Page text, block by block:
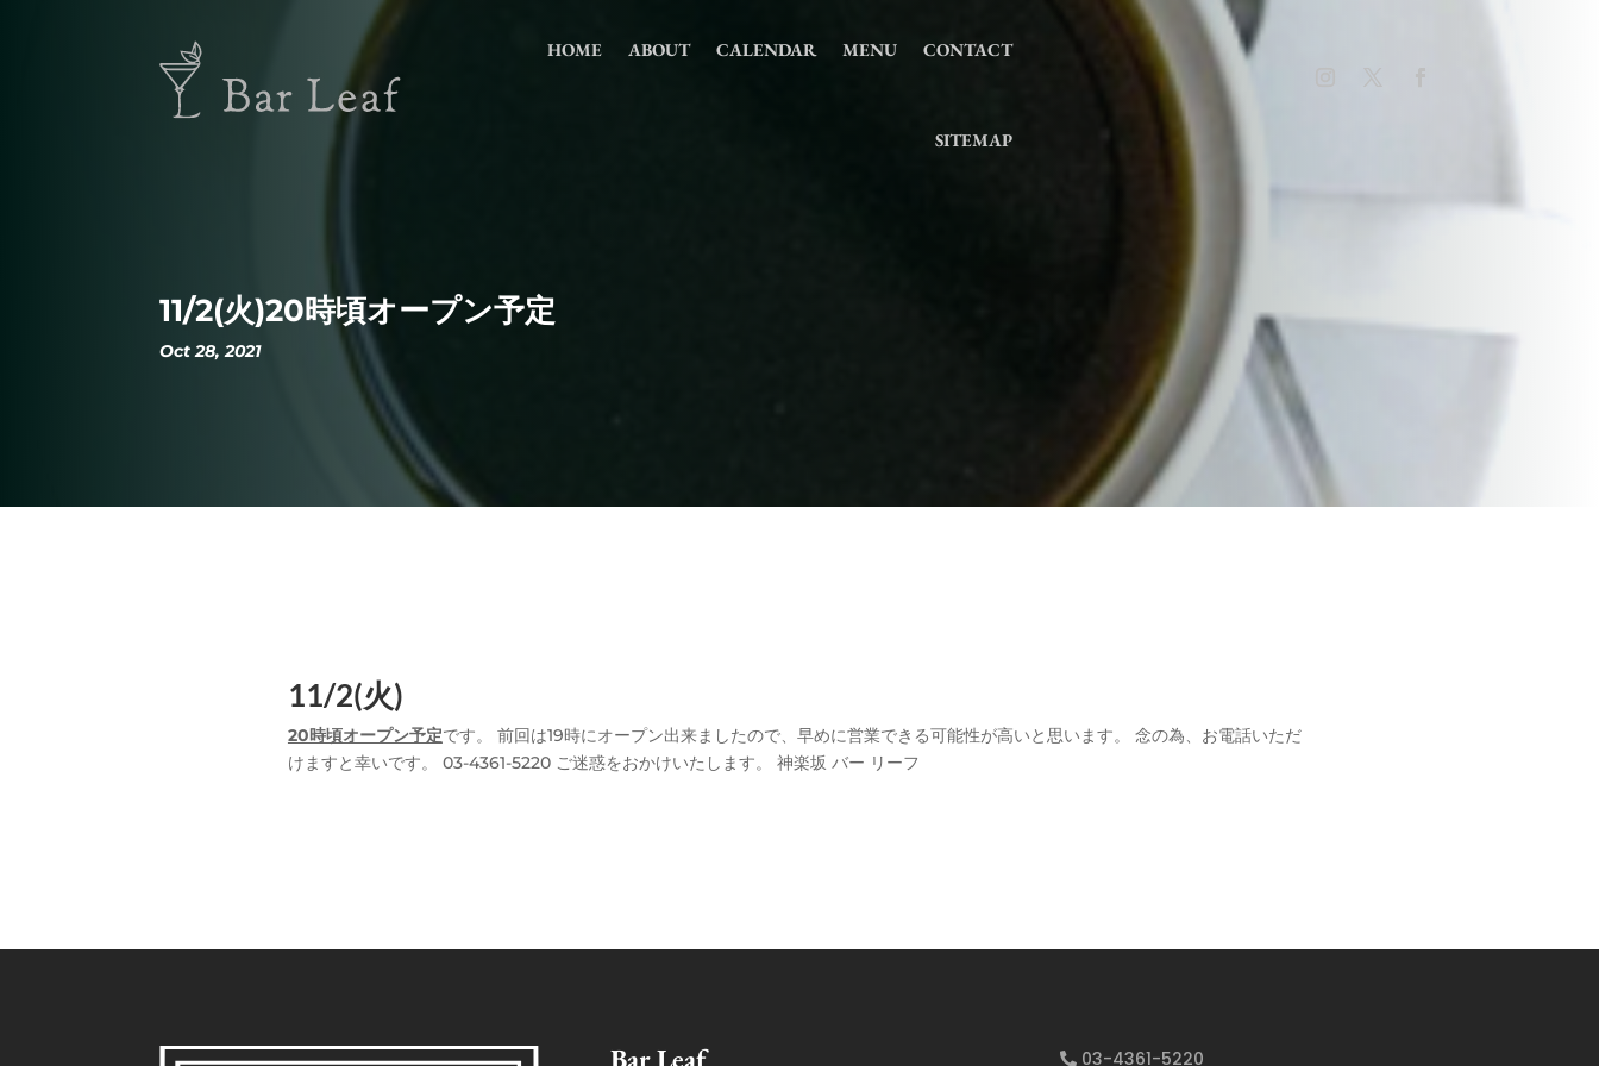
HOME ABOUT CALENDAR MENU CONTACT
SITEMAP
11/2(火)20時頃オープン予定
Oct 28, 2021
11/2(火)
20時頃オープン予定です。 前回は19時にオープン出来ましたので、早めに営業できる可能性が高いと思います。 念の為、お電話いただ
けますと幸いです。 03-4361-5220 ご迷惑をおかけいたします。 神楽坂 バー リーフ
Bar Leaf 03-4361-5220